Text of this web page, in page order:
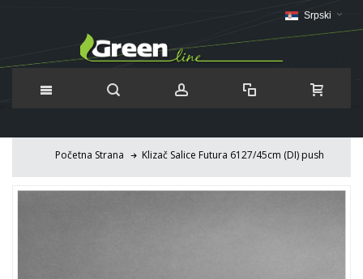
Srpski
Početna Strana Klizač Salice Futura 6127/45cm (DI) push